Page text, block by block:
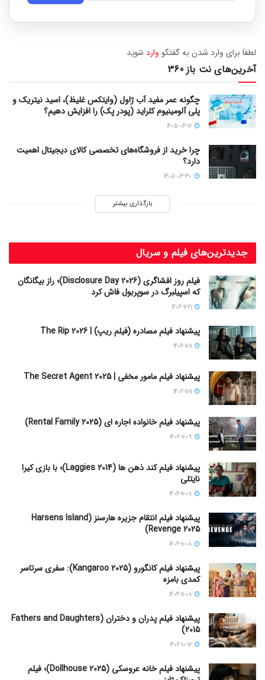
لطفاَ برای وارد شدن به گفتگو وارد شوید
آخرین‌های نت باز 360
چگونه عمر مفید آب ژاول (وایتکس غلیظ)، اسید نیتریک و
پلی آلومینیوم کلراید (پودر پک) را افزایش دهیم؟
چرا خرید از فروشگاه‌های تخصصی کالای دیجیتال اهمیت
دارد؟
بارگذاری بیشتر
جدیدترین‌های فیلم و سریال
فیلم روز افشاگری (Disclosure Day 2026)؛ راز بیگانگان
که اسپیلبرگ در سوپربول فاش کرد
پیشنهاد فیلم مصادره (فیلم ریپ) | The Rip 2026
پیشنهاد فیلم مامور مخفی | The Secret Agent 2025
پیشنهاد فیلم خانواده اجاره‌ ای (Rental Family 2025)
پیشنهاد فیلم کند ذهن ها (Laggies 2014)؛ با بازی کیرا
نایتلی
پیشنهاد فیلم انتقام جزیره هارسنز (Harsens Island
Revenge 2025)
پیشنهاد فیلم کانگورو (Kangaroo 2025): سفری سرتاسر
کمدی بامزه
پیشنهاد فیلم پدران و دختران (Fathers and Daughters
2015)
پیشنهاد فیلم خانه عروسکی (Dollhouse 2025)؛ فیلم